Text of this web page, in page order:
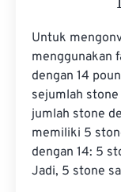
Untuk
menggunakan
dengan 14
sejumlah
jumlah stone
memiliki 5
dengan 14: 5
Jadi, 5 stone